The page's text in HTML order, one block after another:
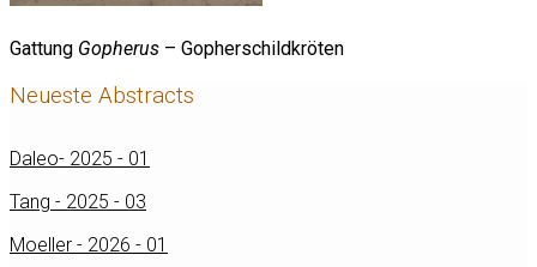
Gattung Gopherus – Gopherschildkröten
Neueste Abstracts
Daleo- 2025 - 01
Tang - 2025 - 03
Moeller - 2026 - 01